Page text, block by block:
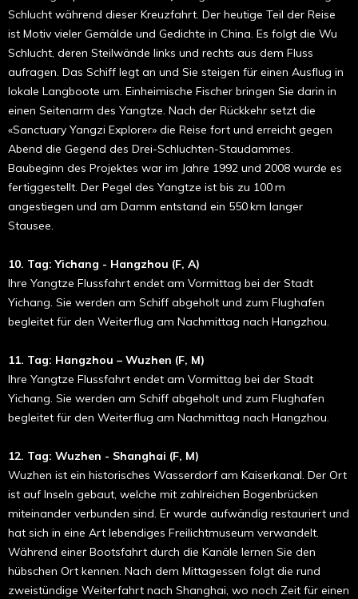
Schlucht während dieser Kreuzfahrt. Der heutige Teil der Reise
ist Motiv vieler Gemälde und Gedichte in China. Es folgt die Wu
Schlucht, deren Steilwände links und rechts aus dem Fluss
aufragen. Das Schiff legt an und Sie steigen für einen Ausflug in
lokale Langboote um. Einheimische Fischer bringen Sie darin in
einen Seitenarm des Yangtze. Nach der Rückkehr setzt die
«Sanctuary Yangzi Explorer» die Reise fort und erreicht gegen
Abend die Gegend des Drei-Schluchten-Stau­dammes.
Baubeginn des Projektes war im Jahre 1992 und 2008 wurde es
fertiggestellt. Der Pegel des Yangtze ist bis zu 100 m
angestiegen und am Damm entstand ein 550 km langer
Stausee.
10. Tag: Yichang - Hangzhou (F, A)
Ihre Yangtze Flussfahrt endet am Vormittag bei der Stadt
Yichang. Sie werden am Schiff abgeholt und zum Flughafen
begleitet für den Weiterflug am Nachmittag nach Hangzhou.
11. Tag: Hangzhou – Wuzhen (F, M)
Ihre Yangtze Flussfahrt endet am Vormittag bei der Stadt
Yichang. Sie werden am Schiff abgeholt und zum Flughafen
begleitet für den Weiterflug am Nachmittag nach Hangzhou.
12. Tag: Wuzhen - Shanghai (F, M)
Wuzhen ist ein historisches Wasserdorf am Kaiserkanal. Der Ort
ist auf Inseln ge­baut, welche mit zahlreichen Bogen­brücken
miteinander verbunden sind. Er wurde aufwändig restauriert und
hat sich in eine Art lebendiges Freilicht­museum verwandelt.
Während einer Boots­fahrt durch die Kanäle lernen Sie den
hübschen Ort kennen. Nach dem Mittag­essen folgt die rund
zweistündige Weiterfahrt nach Shanghai, wo noch Zeit für einen